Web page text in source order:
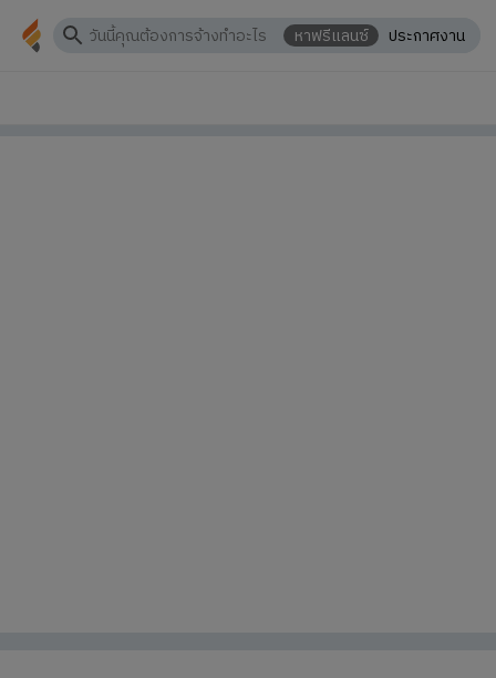
หาฟรีแลนซ์ ประกาศงาน